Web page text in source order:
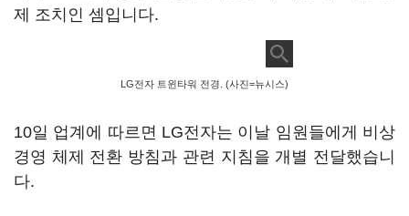
제 조치인 셈입니다.
LG전자 트윈타워 전경. (사진=뉴시스)
10일 업계에 따르면 LG전자는 이날 임원들에게 비상
경영 체제 전환 방침과 관련 지침을 개별 전달했습니
다.